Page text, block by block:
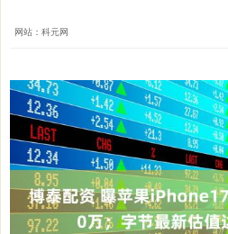
网站：科元网